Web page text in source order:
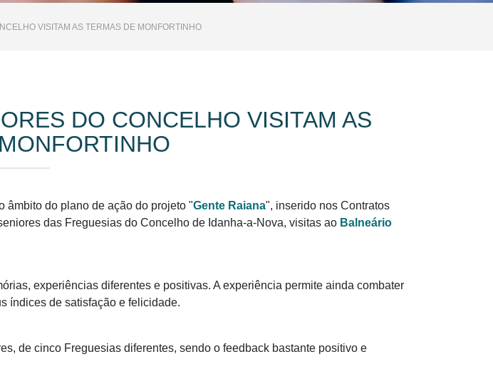
VISITAM AS TERMAS DE MONFORTINHO
DO CONCELHO VISITAM AS
âmbito do plano de ação do projeto "Gente Raiana", inserido nos Contratos
das Freguesias do Concelho de Idanha-a-Nova, visitas ao Balneário
experiências diferentes e positivas. A experiência permite ainda combater
índices de satisfação e felicidade.
de cinco Freguesias diferentes, sendo o feedback bastante positivo e